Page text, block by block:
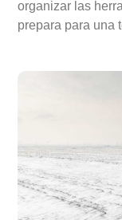
organizar las
prepara para una